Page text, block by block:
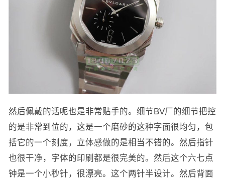
然后佩戴的话呢也是非常贴手的。细节BV厂的细节把控
的是非常到位的，这是一个磨砂的这种字面很均匀，包
括它的一个刻度，立体感做的是相当不错的。然后指针
也很干净，字体的印刷都是很完美的。然后这个六七点
钟是一个小秒针，很漂亮。这个两针半设计。然后背面